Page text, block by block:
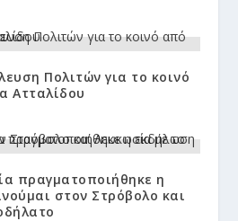
Πολιτών για το κοινό
Ατταλίδου
πραγματοποιήθηκε η
στον Στρόβολο και